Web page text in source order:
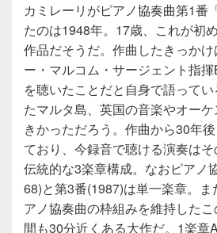
カミレーリがピアノ協奏曲第1番
たのは1948年。17歳、これが初
作品だそうだ。作曲したきっか
ー・マルコム・サージェント指
を聴いたことだと自身で語って
たマルタ島、英国の音楽やオー
きかっただろう。作曲から30年
ており、今録音で聴ける演奏はそ
伝統的な3楽章構成。なおピアノ
68)と第3番(1987)は単一楽章。
アノ協奏曲の枠組みを維持した
間も30分近くある大作だ。1楽章